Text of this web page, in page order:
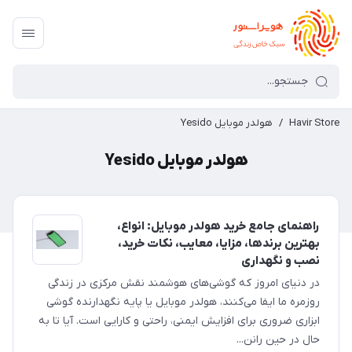
Havir Store
/ هولدر موبایل Yesido
هولدر موبایل Yesido
راهنمای جامع خرید هولدر موبایل: انواع،
بهترین برندها، مزایا، معایب، نکات خرید،
نصب و نگهداری
در دنیای امروز که گوشی‌های هوشمند نقش مرکزی در زندگی
روزمره ما ایفا می‌کنند، هولدر موبایل یا پایه نگهدارنده گوشی
ابزاری ضروری برای افزایش ایمنی، راحتی و کارایی است. آیا تا به
حال در حین رانن...